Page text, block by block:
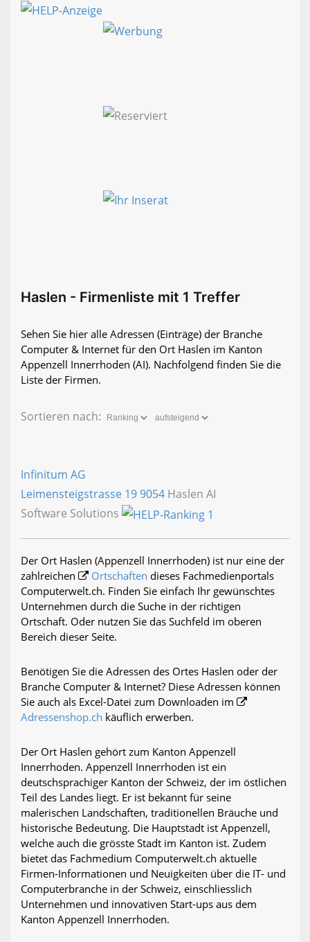
Haslen - Firmenliste mit 1 Treffer
Sehen Sie hier alle Adressen (Einträge) der Branche
Computer & Internet für den Ort Haslen im Kanton
Appenzell Innerrhoden (AI). Nachfolgend finden Sie die
Liste der Firmen.
Sortieren nach:
Infinitum AG
Leimensteigstrasse 19 9054 Haslen AI
Software Solutions
Der Ort Haslen (Appenzell Innerrhoden) ist nur eine der
zahlreichen
Ortschaften dieses Fachmedienportals
Computerwelt.ch. Finden Sie einfach Ihr gewünschtes
Unternehmen durch die Suche in der richtigen
Ortschaft. Oder nutzen Sie das Suchfeld im oberen
Bereich dieser Seite.
Benötigen Sie die Adressen des Ortes Haslen oder der
Branche Computer & Internet? Diese Adressen können
Sie auch als Excel-Datei zum Downloaden im
Adressenshop.ch käuflich erwerben.
Der Ort Haslen gehört zum Kanton Appenzell
Innerrhoden. Appenzell Innerrhoden ist ein
deutschsprachiger Kanton der Schweiz, der im östlichen
Teil des Landes liegt. Er ist bekannt für seine
malerischen Landschaften, traditionellen Bräuche und
historische Bedeutung. Die Hauptstadt ist Appenzell,
welche auch die grösste Stadt im Kanton ist. Zudem
bietet das Fachmedium Computerwelt.ch aktuelle
Firmen-Informationen und Neuigkeiten über die IT- und
Computerbranche in der Schweiz, einschliesslich
Unternehmen und innovativen Start-ups aus dem
Kanton Appenzell Innerrhoden.